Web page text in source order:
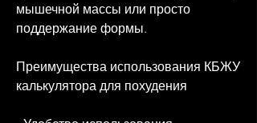
мышечной массы или просто
поддержание формы.
Преимущества использования КБЖУ
калькулятора для похудения